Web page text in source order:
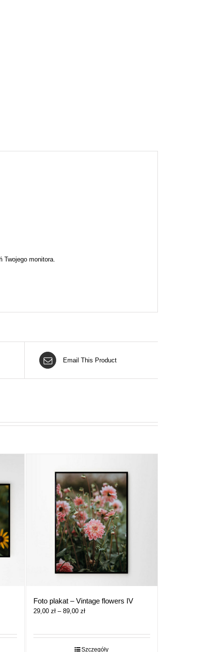
Twojego monitora.
Email This Product
Foto plakat – Vintage flowers IV
29,00 zł – 89,00 złZakres
29,00 zł
do
Szczegóły